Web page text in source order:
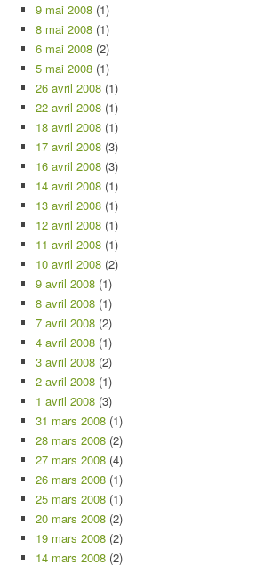
9 mai 2008 (1)
8 mai 2008 (1)
6 mai 2008 (2)
5 mai 2008 (1)
26 avril 2008 (1)
22 avril 2008 (1)
18 avril 2008 (1)
17 avril 2008 (3)
16 avril 2008 (3)
14 avril 2008 (1)
13 avril 2008 (1)
12 avril 2008 (1)
11 avril 2008 (1)
10 avril 2008 (2)
9 avril 2008 (1)
8 avril 2008 (1)
7 avril 2008 (2)
4 avril 2008 (1)
3 avril 2008 (2)
2 avril 2008 (1)
1 avril 2008 (3)
31 mars 2008 (1)
28 mars 2008 (2)
27 mars 2008 (4)
26 mars 2008 (1)
25 mars 2008 (1)
20 mars 2008 (2)
19 mars 2008 (2)
14 mars 2008 (2)